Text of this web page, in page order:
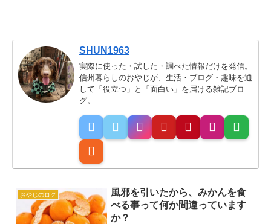
SHUN1963
実際に使った・試した・調べた情報だけを発信。
信州暮らしのおやじが、生活・ブログ・趣味を通
して「役立つ」と「面白い」を届ける雑記ブロ
グ。
おやじのログ
風邪を引いたから、みかんを食
べる事って何か間違っています
か？